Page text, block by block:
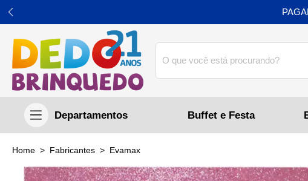
Buffet e Festa
home Fabricantes evamax